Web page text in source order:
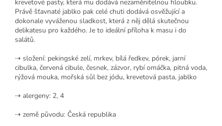
krevetové pasty, která mu dodává nezaměnitelnou hloubku.
Právě šťavnaté jablko pak celé chuti dodává osvěžující a
dokonale vyváženou sladkost, která z něj dělá skutečnou
delikatesu pro každého. Je to ideální příloha k masu i do
salátů.
⇢ složení: pekingské zelí, mrkev, bílá ředkev, pórek, jarní
cibulka, červená cibule, česnek, zázvor, rybí omáčka, pitná voda,
rýžová mouka, mořská sůl bez jódu, krevetová pasta, jablko
⇢ alergeny: 2, 4
⇢ země původu: Česká republika